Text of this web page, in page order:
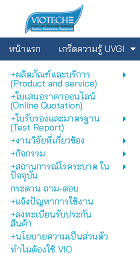
หน้าแรก เกร็ดความรู้ UVGI
+ผลิตภัณฑ์และบริการ
(Product and service)
+ใบเสนอราคาออนไลน์
(Online Quotation)
+ใบรับรองและมาตรฐาน
(Test Report)
+งานวิจัยที่เกี่ยวข้อง
+กิจกรรม
+สถานการณ์โรคระบาด ใน
ปัจจุบัน
กระดาน ถาม-ตอบ
+แจ้งปัญหาการใช้งาน
+ลงทะเบียนรับประกัน
สินค้า
+นโยบายความเป็นส่วนตัว
ทำไมต้องใช้ VIO